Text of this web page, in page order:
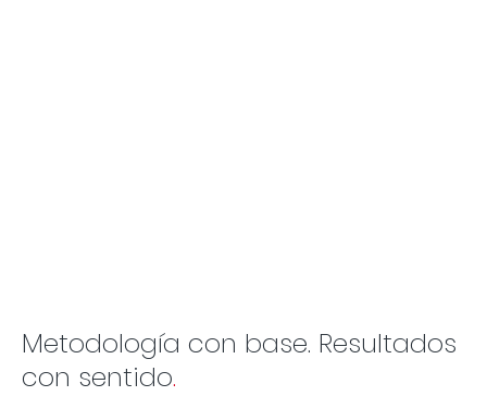
Metodología con base. Resultados
con sentido.